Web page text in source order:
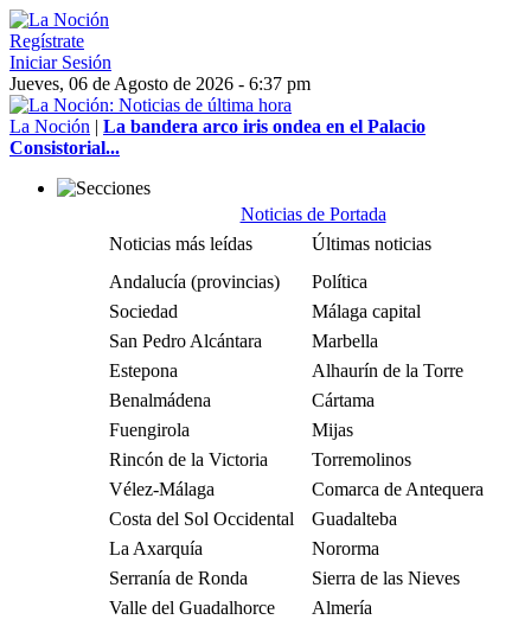
Regístrate
Iniciar Sesión
Jueves, 06 de Agosto de 2026 - 6:37 pm
La Noción | La bandera arco iris ondea en el Palacio
Consistorial...
Noticias de Portada
Noticias más leídas
Últimas noticias
Andalucía (provincias)
Política
Sociedad
Málaga capital
San Pedro Alcántara
Marbella
Estepona
Alhaurín de la Torre
Benalmádena
Cártama
Fuengirola
Mijas
Rincón de la Victoria
Torremolinos
Vélez-Málaga
Comarca de Antequera
Costa del Sol Occidental
Guadalteba
La Axarquía
Nororma
Serranía de Ronda
Sierra de las Nieves
Valle del Guadalhorce
Almería